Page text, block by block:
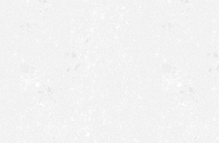
Stefan Wahle den
Trotz starker beruflicher
Engagement und seinen
unsere
am Donnerstag war die
bestens.